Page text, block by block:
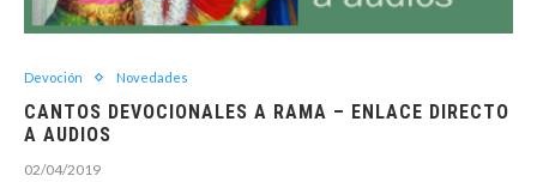
Devoción Novedades
CANTOS DEVOCIONALES A RAMA – ENLACE DIRECTO
A AUDIOS
02/04/2019